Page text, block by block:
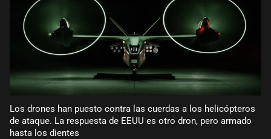
Los drones han puesto contra las cuerdas a los helicópteros
de ataque. La respuesta de EEUU es otro dron, pero armado
hasta los dientes